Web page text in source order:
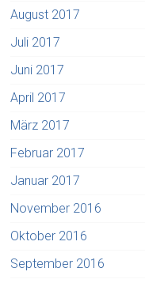
August 2017
Juli 2017
Juni 2017
April 2017
März 2017
Februar 2017
Januar 2017
November 2016
Oktober 2016
September 2016